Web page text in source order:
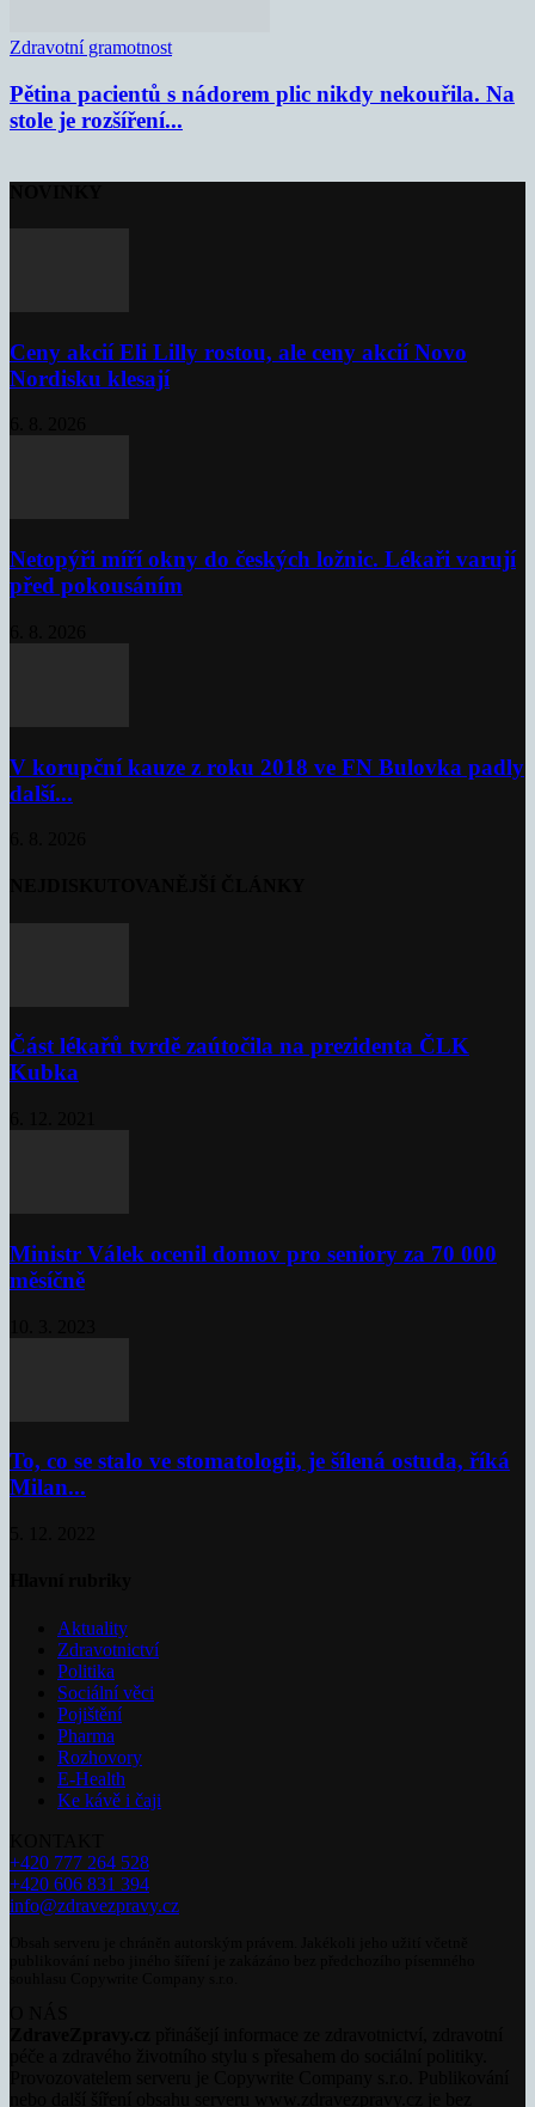
Zdravotní gramotnost
Pětina pacientů s nádorem plic nikdy nekouřila. Na
stole je rozšíření...
Ceny akcií Eli Lilly rostou, ale ceny akcií Novo
Nordisku klesají
Netopýři míří okny do českých ložnic. Lékaři varují
před pokousáním
V korupční kauze z roku 2018 ve FN Bulovka padly
další...
Část lékařů tvrdě zaútočila na prezidenta ČLK
Kubka
Ministr Válek ocenil domov pro seniory za 70 000
měsíčně
To, co se stalo ve stomatologii, je šílená ostuda, říká
Milan...
Aktuality
Zdravotnictví
Politika
Sociální věci
Pojištění
Pharma
Rozhovory
E-Health
Ke kávě i čaji
+420 777 264 528
+420 606 831 394
info@zdravezpravy.cz